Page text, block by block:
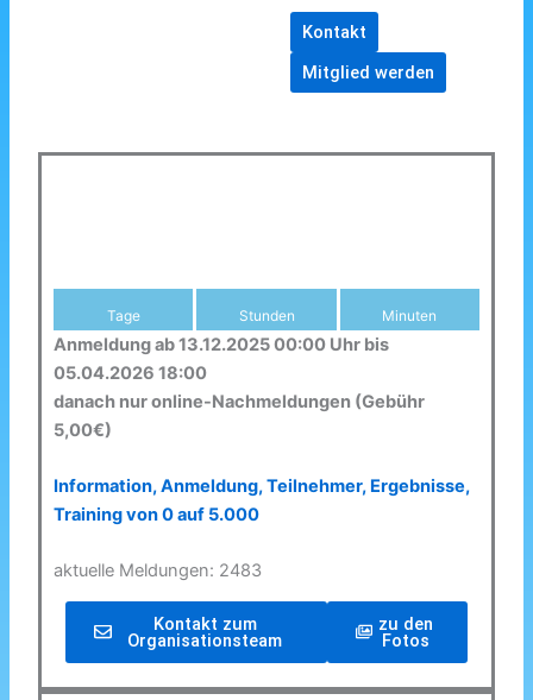
Kontakt
Mitglied werden
Tage Stunden Minuten
Anmeldung ab 13.12.2025 00:00 Uhr bis
05.04.2026 18:00
danach nur online-Nachmeldungen (Gebühr
5,00€)
Information, Anmeldung, Teilnehmer, Ergebnisse,
Training von 0 auf 5.000
aktuelle Meldungen: 2483
Kontakt zum
Organisationsteam
zu den
Fotos